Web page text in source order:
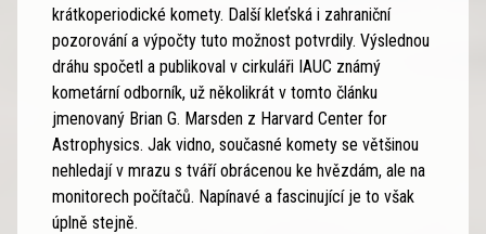
krátkoperiodické komety. Další kleťská i zahraniční
pozorování a výpočty tuto možnost potvrdily. Výslednou
dráhu spočetl a publikoval v cirkuláři IAUC známý
kometární odborník, už několikrát v tomto článku
jmenovaný Brian G. Marsden z Harvard Center for
Astrophysics. Jak vidno, současné komety se většinou
nehledají v mrazu s tváří obrácenou ke hvězdám, ale na
monitorech počítačů. Napínavé a fascinující je to však
úplně stejně.